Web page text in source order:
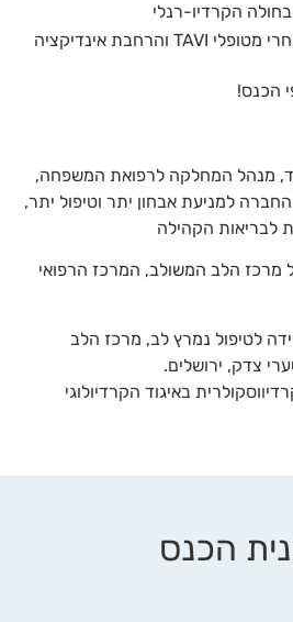
הקרדיו-רנלי
מעקב מיטבי בקהילה אחרי מטופלי TAVI והרחבת אינדיקציה
הכנס!
מנהל המחלקה לרפואת המשפחה,
החברה למניעת אבחון יתר וטיפול יתר,
לבריאות הקהילה
מרכז הלב המשולב, המרכז הרפואי
לטיפול נמרץ לב, מרכז הלב
צדק, ירושלים.
באיגוד הקרדיולוגי
הכנס